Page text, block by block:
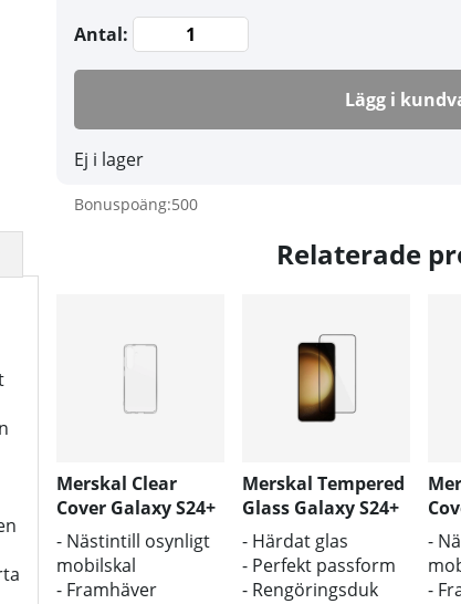
Antal:
Lägg i
Ej i lager
Bonuspoäng:500
Relaterade
Merskal Clear
Cover Galaxy S24+
- BULK
- Nästintill osynligt
mobilskal
- Framhäver
Merskal Tempered
Glass Galaxy S24+
(3D)
- Härdat glas
- Perfekt passform
- Rengöringsduk
-
-